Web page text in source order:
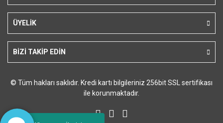
ÜYELİK
BİZİ TAKİP EDİN
© Tüm hakları saklıdır. Kredi kartı bilgileriniz 256bit SSL sertifikası
ile korunmaktadır.